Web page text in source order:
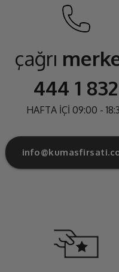
çağrı
444 1 832
HAFTA İÇİ 09:00 -